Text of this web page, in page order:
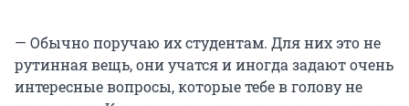
— Обычно поручаю их студентам. Для них это не
рутинная вещь, они учатся и иногда задают очень
интересные вопросы, которые тебе в голову не